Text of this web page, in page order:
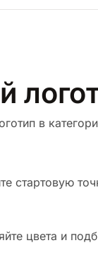
в
стартовую
цвета и